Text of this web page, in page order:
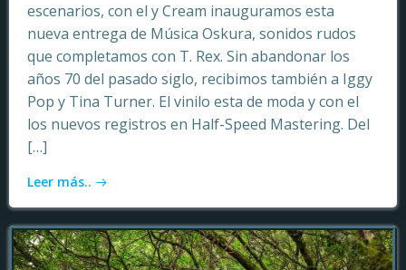
escenarios, con el y Cream inauguramos esta
nueva entrega de Música Oskura, sonidos rudos
que completamos con T. Rex. Sin abandonar los
años 70 del pasado siglo, recibimos también a Iggy
Pop y Tina Turner. El vinilo esta de moda y con el
los nuevos registros en Half-Speed Mastering. Del
[…]
Leer más..